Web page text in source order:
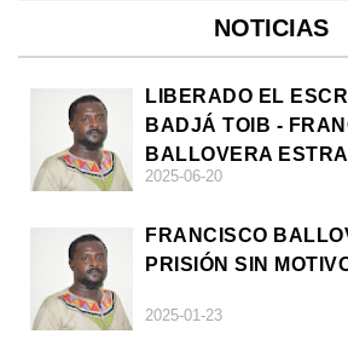
NOTICIAS
LIBERADO EL
BADJÁ TOIB -
BALLOVERA
2025-06-20
FRANCISCO
PRISIÓN SIN
2025-01-23